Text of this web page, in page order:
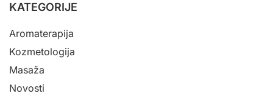
KATEGORIJE
Aromaterapija
Kozmetologija
Masaža
Novosti